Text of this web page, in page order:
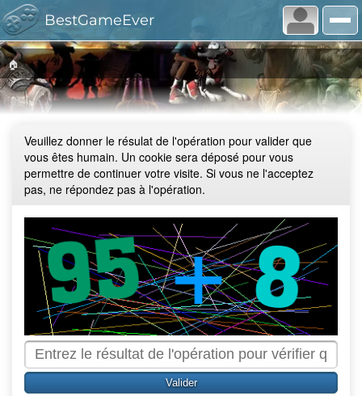
BestGameEver
🏠
Veuillez donner le résulat de l'opération pour valider que
vous êtes humain. Un cookie sera déposé pour vous
permettre de continuer votre visite. Si vous ne l'acceptez
pas, ne répondez pas à l'opération.